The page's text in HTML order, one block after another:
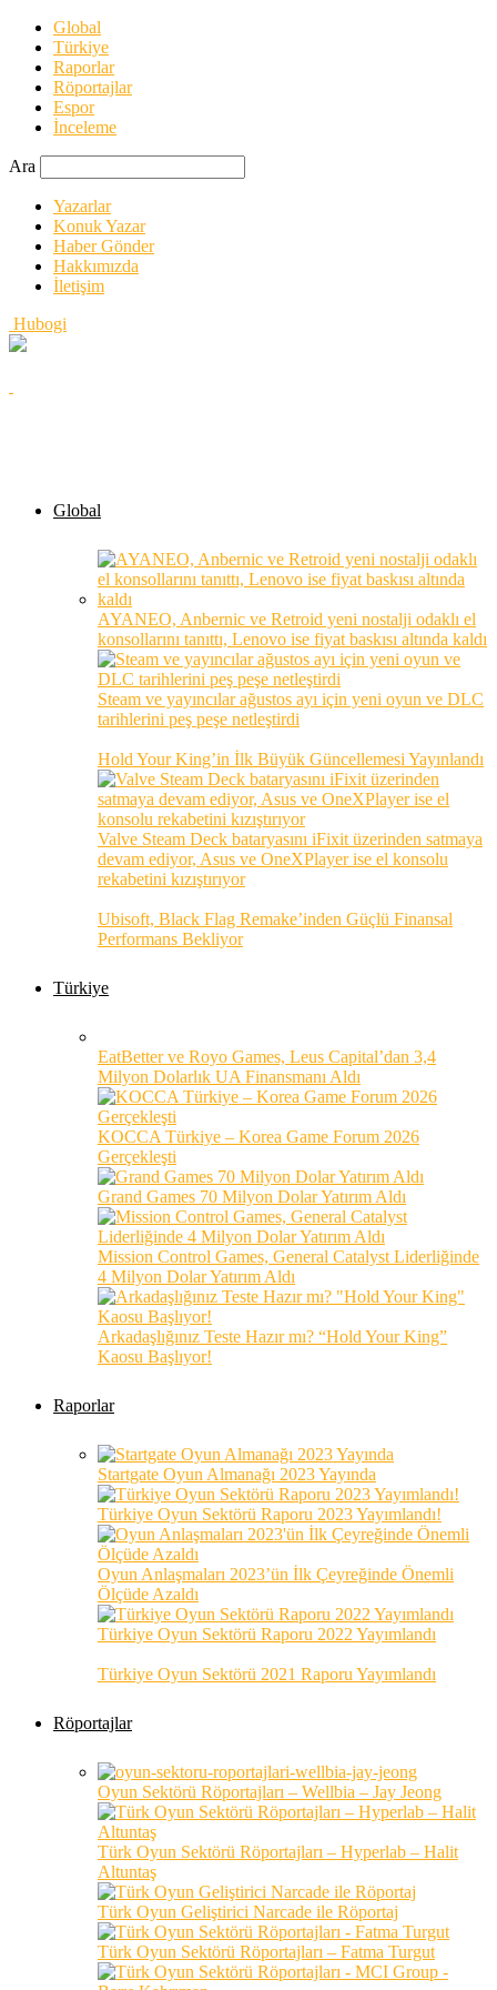
Global
Türkiye
Raporlar
Röportajlar
Espor
İnceleme
Ara
Yazarlar
Konuk Yazar
Haber Gönder
Hakkımızda
İletişim
Hubogi
Global
AYANEO, Anbernic ve Retroid yeni nostalji odaklı el
konsollarını tanıttı, Lenovo ise fiyat baskısı altında kaldı
Steam ve yayıncılar ağustos ayı için yeni oyun ve DLC
tarihlerini peş peşe netleştirdi
Hold Your King’in İlk Büyük Güncellemesi Yayınlandı
Valve Steam Deck bataryasını iFixit üzerinden satmaya
devam ediyor, Asus ve OneXPlayer ise el konsolu
rekabetini kızıştırıyor
Ubisoft, Black Flag Remake’inden Güçlü Finansal
Performans Bekliyor
Türkiye
EatBetter ve Royo Games, Leus Capital’dan 3,4
Milyon Dolarlık UA Finansmanı Aldı
KOCCA Türkiye – Korea Game Forum 2026
Gerçekleşti
Grand Games 70 Milyon Dolar Yatırım Aldı
Mission Control Games, General Catalyst Liderliğinde
4 Milyon Dolar Yatırım Aldı
Arkadaşlığınız Teste Hazır mı? “Hold Your King”
Kaosu Başlıyor!
Raporlar
Startgate Oyun Almanağı 2023 Yayında
Türkiye Oyun Sektörü Raporu 2023 Yayımlandı!
Oyun Anlaşmaları 2023’ün İlk Çeyreğinde Önemli
Ölçüde Azaldı
Türkiye Oyun Sektörü Raporu 2022 Yayımlandı
Türkiye Oyun Sektörü 2021 Raporu Yayımlandı
Röportajlar
Oyun Sektörü Röportajları – Wellbia – Jay Jeong
Türk Oyun Sektörü Röportajları – Hyperlab – Halit
Altuntaş
Türk Oyun Geliştirici Narcade ile Röportaj
Türk Oyun Sektörü Röportajları – Fatma Turgut